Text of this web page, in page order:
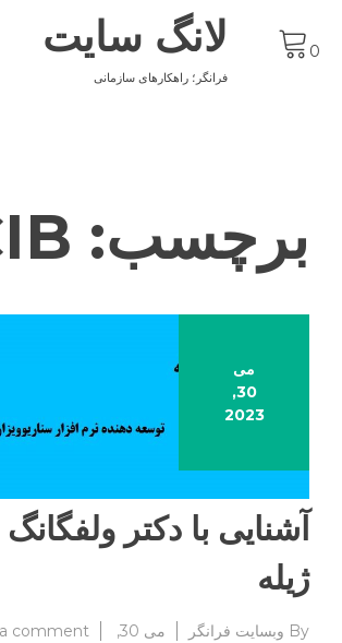
content
لانگ سایت
فرانگر؛ راهکارهای سازمانی
0
برچسب:
می
30,
2023
آشنایی با دکتر ولفگانگ
ژیله
By وبسایت فرانگر می 30, 2023 comment